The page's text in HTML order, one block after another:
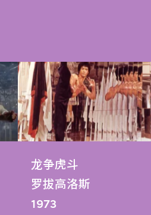
龙争虎斗
罗拔高洛​​斯
1973